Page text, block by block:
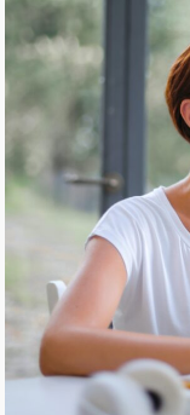
μου είναι να
0
μέρα αυτισμού